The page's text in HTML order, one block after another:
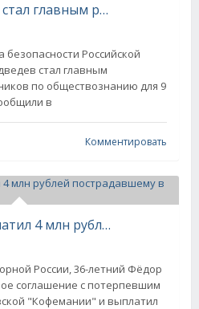
Дмитрий Медведев стал главным редактором новых учебников по обществознанию
Российской
стал главным
по обществознанию для 9
в
Комментировать
Фёдор Смолов выплатил 4 млн рублей пострадавшему в драке в "Кофемании"
России, 36-летний Фёдор
соглашение с потерпевшим
"Кофемании" и выплатил